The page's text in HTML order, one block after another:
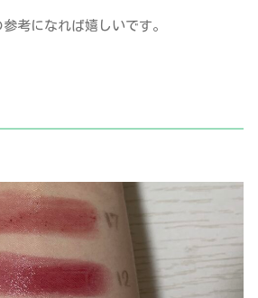
考になれば嬉しいです。